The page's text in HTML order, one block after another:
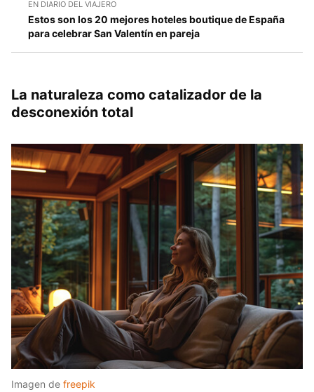
EN DIARIO DEL VIAJERO
Estos son los 20 mejores hoteles boutique de España
para celebrar San Valentín en pareja
La naturaleza como catalizador de la
desconexión total
Imagen de freepik